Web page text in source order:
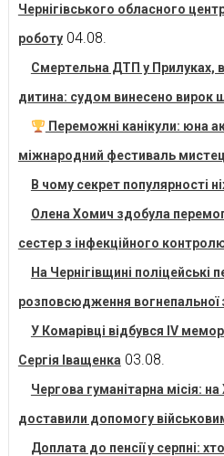
Чернігівського обласного
роботу 04.08.
Смертельна ДТП у Прилуках,
дитина: судом винесено вирок
Переможні канікули: юна
міжнародний фестиваль
В чому секрет популярності
Олена Хомич здобула
сестер з інфекційного
На Чернігівщині поліцейські
розповсюдження вогнепальної
У Комарівці відбувся IV
Сергія Іващенка 03.08.
Чергова гуманітарна місія:
доставили допомогу
Доплата до пенсії у серпні: